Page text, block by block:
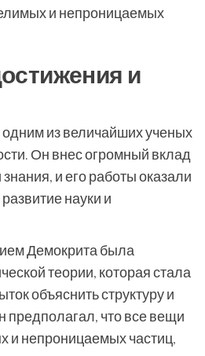
и непроницаемых
и
одним из величайших ученых
Он внес огромный вклад
и его работы оказали
науки и
Демокрита была
теории, которая стала
объяснить структуру и
предполагал, что все вещи
и непроницаемых частиц,